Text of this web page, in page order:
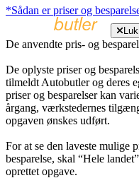
*Sådan er priser og
Luk
De anvendte pris- og
De oplyste priser og
tilmeldt Autobutler og deres
priser og besparelser kan
årgang, værkstedernes
opgaven ønskes udført.
For at se den laveste mulige
besparelse, skal “Hele
oprettet opgave.